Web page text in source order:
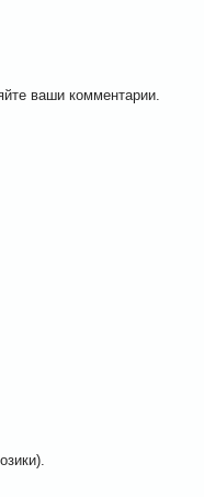
ваши комментарии.